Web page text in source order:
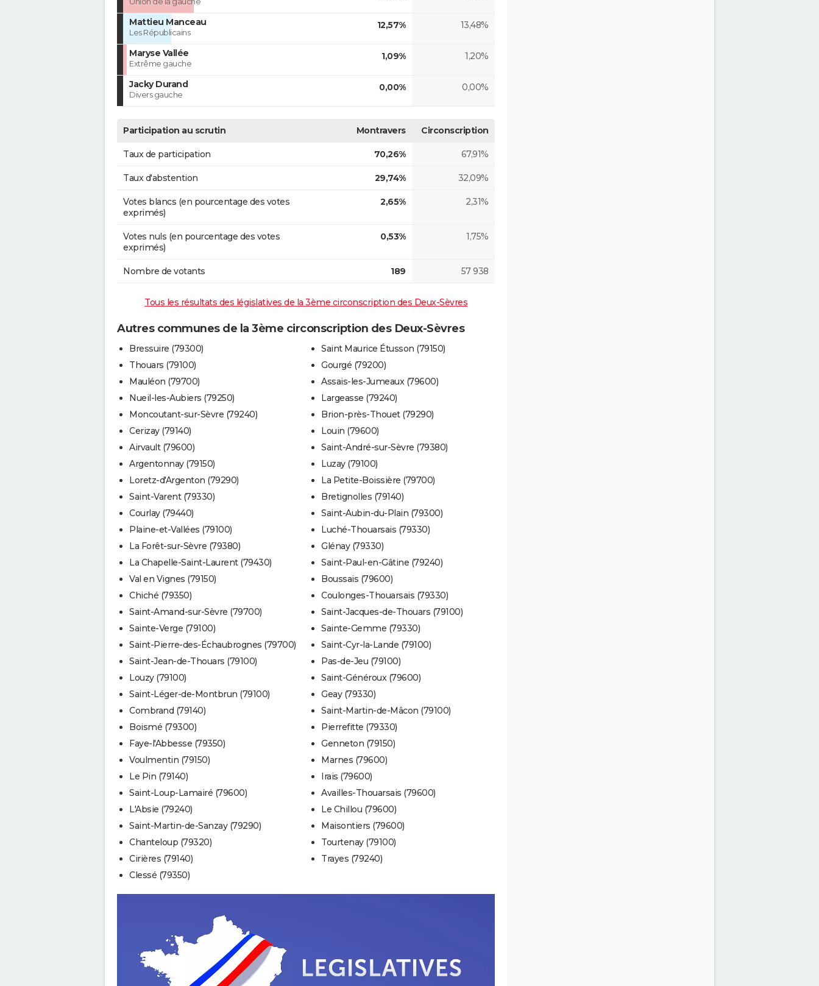
Mattieu Manceau
Les Républicains
12,57% 13,48%
Maryse Vallée
Extrême gauche
1,09% 1,20%
Jacky Durand
Divers gauche
0,00% 0,00%
Participation au scrutin Montravers Circonscription
Taux de participation 70,26% 67,91%
Taux d'abstention 29,74% 32,09%
Votes blancs (en pourcentage des votes
exprimés)
2,65% 2,31%
Votes nuls (en pourcentage des votes
exprimés)
0,53% 1,75%
Nombre de votants 189 57 938
Tous les résultats des législatives de la 3ème circonscription des Deux-Sèvres
Autres communes de la 3ème circonscription des Deux-Sèvres
Bressuire (79300)
Thouars (79100)
Mauléon (79700)
Nueil-les-Aubiers (79250)
Moncoutant-sur-Sèvre (79240)
Cerizay (79140)
Airvault (79600)
Argentonnay (79150)
Loretz-d'Argenton (79290)
Saint-Varent (79330)
Courlay (79440)
Plaine-et-Vallées (79100)
La Forêt-sur-Sèvre (79380)
La Chapelle-Saint-Laurent (79430)
Val en Vignes (79150)
Chiché (79350)
Saint-Amand-sur-Sèvre (79700)
Sainte-Verge (79100)
Saint-Pierre-des-Échaubrognes (79700)
Saint-Jean-de-Thouars (79100)
Louzy (79100)
Saint-Léger-de-Montbrun (79100)
Combrand (79140)
Boismé (79300)
Faye-l'Abbesse (79350)
Voulmentin (79150)
Le Pin (79140)
Saint-Loup-Lamairé (79600)
L'Absie (79240)
Saint-Martin-de-Sanzay (79290)
Chanteloup (79320)
Cirières (79140)
Clessé (79350)
Saint Maurice Étusson (79150)
Gourgé (79200)
Assais-les-Jumeaux (79600)
Largeasse (79240)
Brion-près-Thouet (79290)
Louin (79600)
Saint-André-sur-Sèvre (79380)
Luzay (79100)
La Petite-Boissière (79700)
Bretignolles (79140)
Saint-Aubin-du-Plain (79300)
Luché-Thouarsais (79330)
Glénay (79330)
Saint-Paul-en-Gâtine (79240)
Boussais (79600)
Coulonges-Thouarsais (79330)
Saint-Jacques-de-Thouars (79100)
Sainte-Gemme (79330)
Saint-Cyr-la-Lande (79100)
Pas-de-Jeu (79100)
Saint-Généroux (79600)
Geay (79330)
Saint-Martin-de-Mâcon (79100)
Pierrefitte (79330)
Genneton (79150)
Marnes (79600)
Irais (79600)
Availles-Thouarsais (79600)
Le Chillou (79600)
Maisontiers (79600)
Tourtenay (79100)
Trayes (79240)